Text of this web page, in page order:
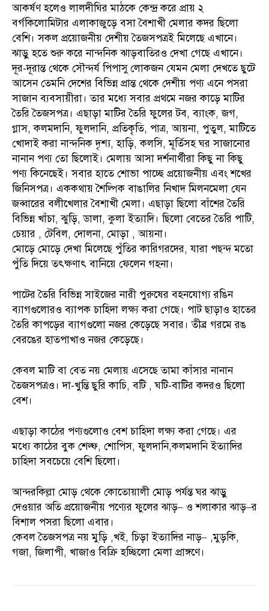
আকর্ষণ হলেও লালদীঘির মাঠকে কেন্দ্র করে প্রায় ২
বর্গকিলোমিটার এলাকাজুড়ে বসা বৈশাখী মেলার কদর ছিলো
বেশি। সকল প্রয়োজনীয় দেশীয় তৈজসপত্রই মিলেছে এখানে।
ঝাড়ু হতে শুরু করে নান্দনিক ঝাড়বাতিরও দেখা গেছে এখানে।
দূর-দূরান্ত থেকে সৌন্দর্য পিপাসু লোকজন যেমন মেলা দেখতে ছুটে
আসেন তেমনি দেশের বিভিন্ন প্রান্ত থেকে দেশীয় পণ্য এনে পসরা
সাজান ব্যবসায়ীরা। তার মধ্যে সবার প্রথমে নজর কাড়ে মাটির
তৈরি তৈজসপত্র। এছাড়া মাটির তৈরি ফুলের টব, ব্যাংক, জগ,
গ্লাস, কলমদানি, ফুলদানি, প্রতিকৃতি, পাত্র, আয়না, পুতুল, মাটিতে
খোদাই করা নান্দনিক দৃশ্য, হাড়ি, কলসি, মূর্তিসহ ঘর সাজানোর
নানান পণ্য তো ছিলোই। মেলায় আসা দর্শনার্থীরা কিছু না কিছু
পণ্য কিনেছেই। সবার হাতে শোভা পাচ্ছে প্রয়োজনীয় এবং শখের
জিনিসপত্র। এককথায় শৈল্পিক বাঙালির নিখাদ মিলনমেলা যেন
জব্বারের বলীখেলার বৈশাখী মেলা। এছাড়া ছিলো বাঁশের তৈরি
বিভিন্ন খাঁচা, ঝুড়ি, ডালা, কুলা ইত্যাদি। ছিলো বেতের তৈরি পাটি,
চেয়ার , টেবিল, দোলনা, মোড়া , আয়না।
মোড়ে মোড়ে দেখা মিলেছে পুঁতির কারিগরদের, যারা পছন্দ মতো
পুঁতি দিয়ে তৎক্ষণাৎ বানিয়ে ফেলেন গহনা।
পাটের তৈরি বিভিন্ন সাইজের নারী পুরুষের বহনযোগ্য রঙিন
ব্যাগগুলোরও ব্যাপক চাহিদা লক্ষ্য করা গেছে। পাট ছাড়াও হাতের
তৈরি কাপড়ের ব্যাগগুলো নজর কেড়েছে সবার। তীব্র গরমে রঙ
বেরঙের হাতপাখাও নজর কেড়েছে।
কেবল মাটি বা বেত নয় মেলায় এসেছে তামা কাঁসার নানান
তৈজসপত্রও। দা-খুন্তি ছুরি কাচি, বটি , ঘটি-বাটির কদরও ছিলো
বেশ।
এছাড়া কাঠের পণ্যগুলোও বেশ চাহিদা লক্ষ্য করা গেছে। এর
মধ্যে কাঠের বুক শেল্ফ, শোপিস, ফুলদানি,কলমদানি ইত্যাদির
চাহিদা সবচেয়ে বেশি ছিলো।
আন্দরকিল্লা মোড় থেকে কোতোয়ালী মোড় পর্যন্ত ঘর ঝাড়ু
দেওয়ার অতি প্রয়োজনীয় পণ্যের ফুলের ঝাড়– ও শলাকার ঝাড়–র
বিশাল পসরা ছিলো এবার।
কেবল তৈজসপত্র নয় মুড়ি ,খই, চিড়া ইত্যাদির নাড়– ,মুড়কি,
গজা, জিলাপী, খাজাও বিক্রি হচ্ছিলো মেলা প্রাঙ্গণে।